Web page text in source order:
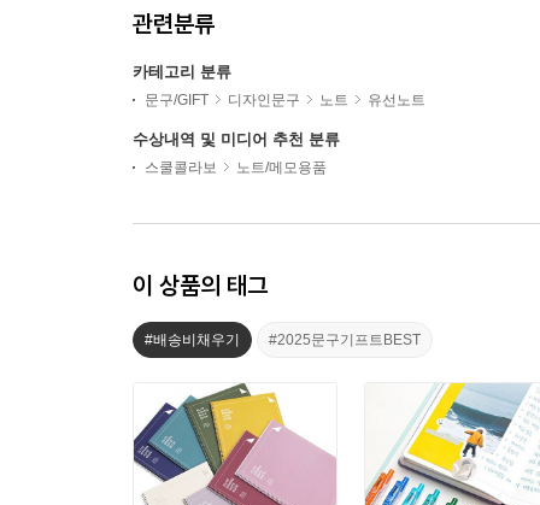
관련분류
카테고리 분류
문구/GIFT 디자인문구 노트 유선노트
수상내역 및 미디어 추천 분류
스쿨콜라보 노트/메모용품
이 상품의 태그
#배송비채우기 #2025문구기프트BEST